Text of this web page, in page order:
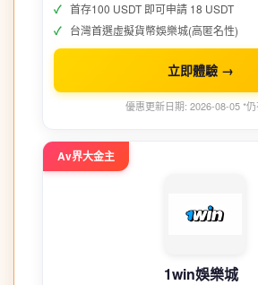
首存100 USDT 即可申請 18 USDT
台灣首選虛擬貨幣娛樂城(高匿名性)
立即體驗 →
優惠更新日期: 2026-08-05 *
Av界大金主
1win娛樂城